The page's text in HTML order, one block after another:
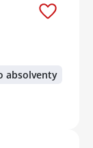
absolventy